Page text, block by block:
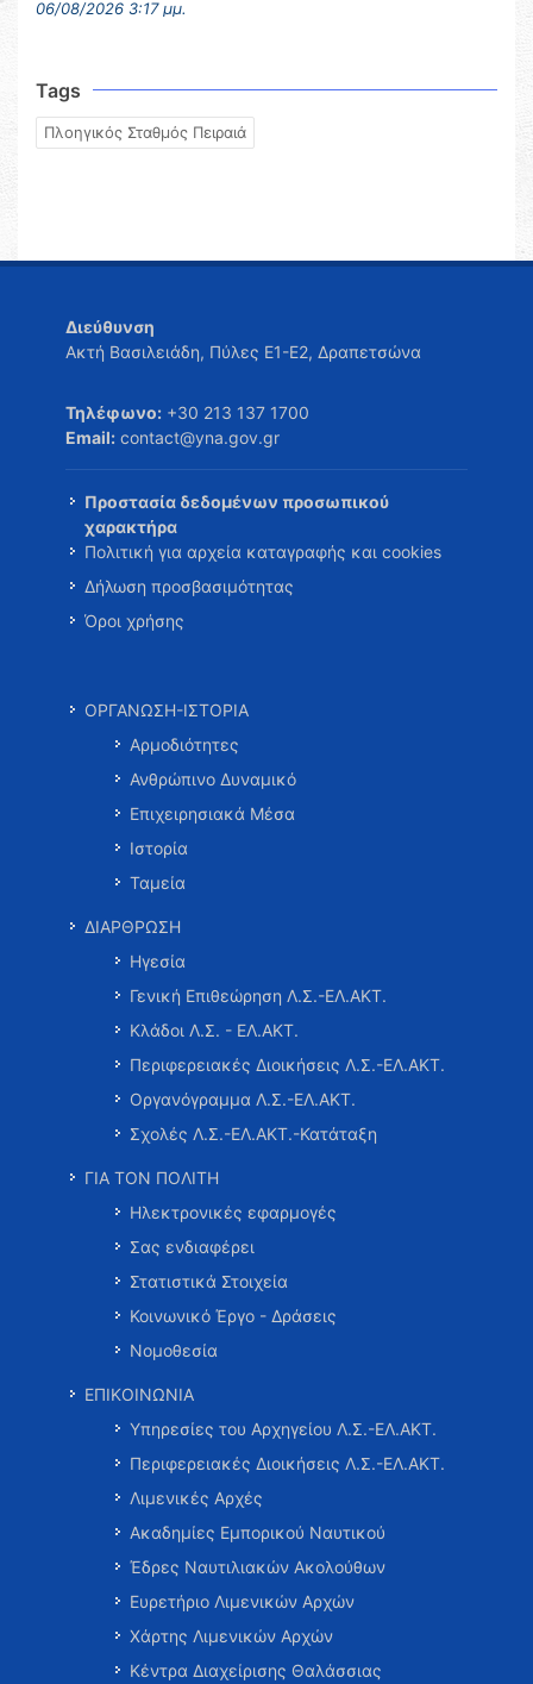
06/08/2026 3:17 μμ.
Tags
Πλοηγικός Σταθμός Πειραιά
Διεύθυνση
Ακτή Βασιλειάδη, Πύλες Ε1-Ε2, Δραπετσώνα
Τηλέφωνο: +30 213 137 1700
Email: contact@yna.gov.gr
Προστασία δεδομένων προσωπικού
χαρακτήρα
Πολιτική για αρχεία καταγραφής και cookies
Δήλωση προσβασιμότητας
Όροι χρήσης
ΟΡΓΑΝΩΣΗ-ΙΣΤΟΡΙΑ
Αρμοδιότητες
Ανθρώπινο Δυναμικό
Επιχειρησιακά Μέσα
Ιστορία
Ταμεία
ΔΙΑΡΘΡΩΣΗ
Ηγεσία
Γενική Επιθεώρηση Λ.Σ.-ΕΛ.ΑΚΤ.
Κλάδοι Λ.Σ. - ΕΛ.ΑΚΤ.
Περιφερειακές Διοικήσεις Λ.Σ.-ΕΛ.ΑΚΤ.
Οργανόγραμμα Λ.Σ.-ΕΛ.ΑΚΤ.
Σχολές Λ.Σ.-ΕΛ.ΑΚΤ.-Κατάταξη
ΓΙΑ ΤΟΝ ΠΟΛΙΤΗ
Ηλεκτρονικές εφαρμογές
Σας ενδιαφέρει
Στατιστικά Στοιχεία
Κοινωνικό Έργο - Δράσεις
Νομοθεσία
ΕΠΙΚΟΙΝΩΝΙΑ
Υπηρεσίες του Αρχηγείου Λ.Σ.-ΕΛ.ΑΚΤ.
Περιφερειακές Διοικήσεις Λ.Σ.-ΕΛ.ΑΚΤ.
Λιμενικές Αρχές
Ακαδημίες Εμπορικού Ναυτικού
Έδρες Ναυτιλιακών Ακολούθων
Ευρετήριο Λιμενικών Αρχών
Χάρτης Λιμενικών Αρχών
Κέντρα Διαχείρισης Θαλάσσιας